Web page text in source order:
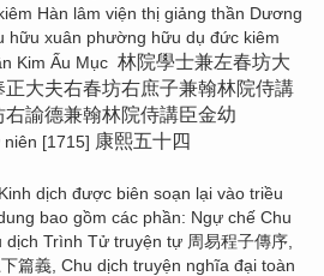
Hàn lâm viện thị giảng thần Dương
hữu xuân phường hữu dụ đức kiêm
Kim Ấu Mục 林院學士兼左春坊大
大夫右春坊右庶子兼翰林院侍講
諭德兼翰林院侍講臣金幼
niên [1715] 康熙五十四
dịch được biên soạn lại vào triều
bao gồm các phần: Ngự chế Chu
Trình Tử truyện tự 周易程子傳序,
篇義, Chu dịch truyện nghĩa đại toàn